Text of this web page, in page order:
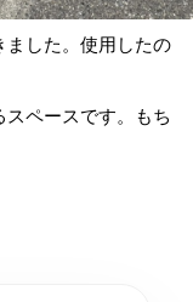
ました。使用したの
ペースです。もち